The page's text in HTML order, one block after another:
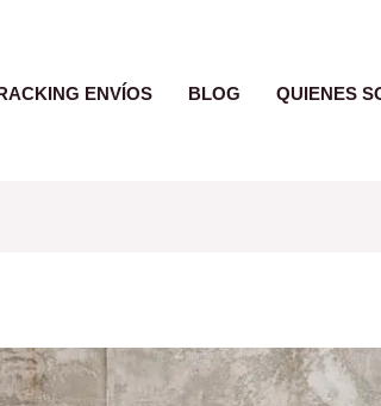
ENVÍOS BLOG QUIENES